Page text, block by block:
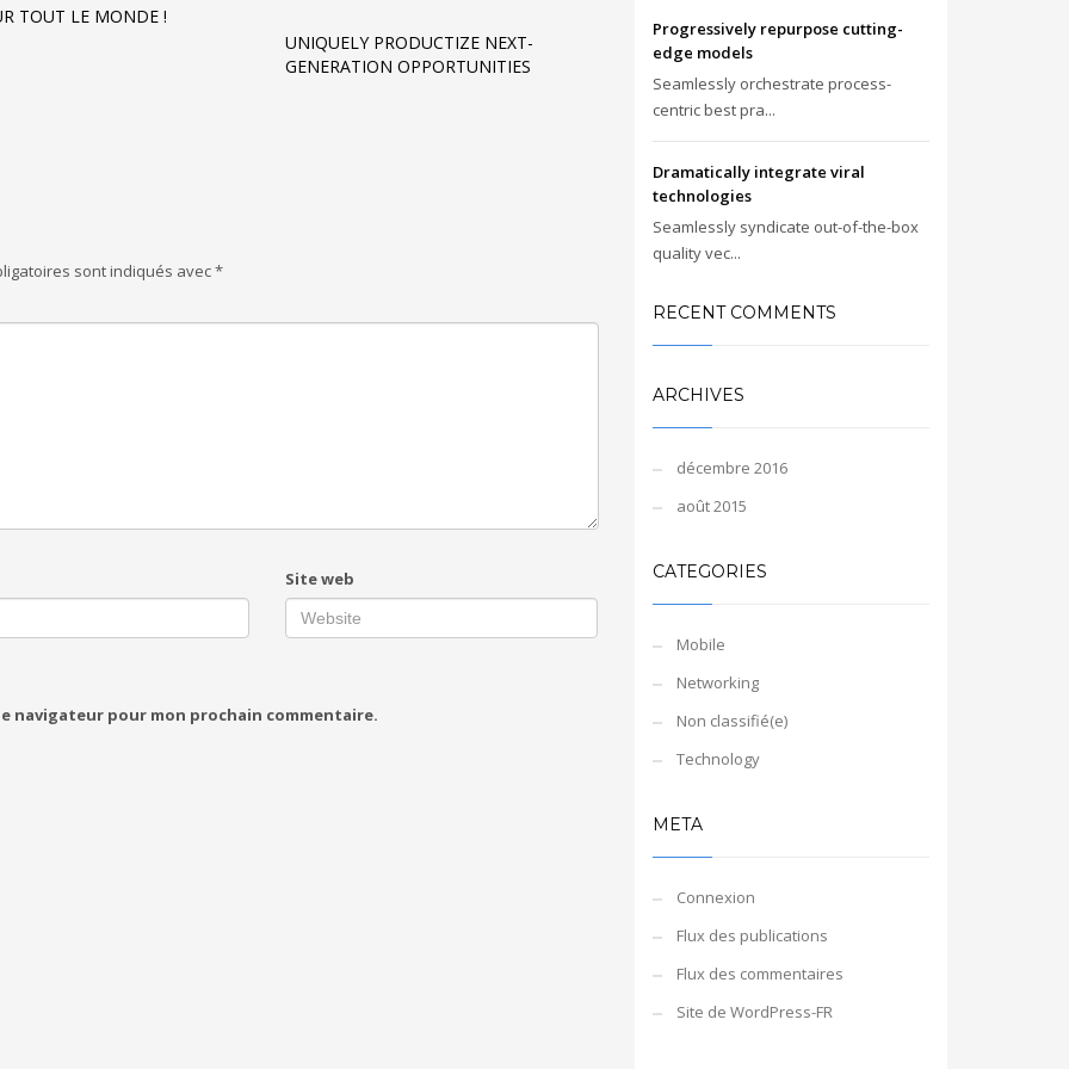
TOUT LE MONDE !
UNIQUELY PRODUCTIZE NEXT-
GENERATION OPPORTUNITIES
sont indiqués avec*
Site web
navigateur pour mon prochain commentaire.
Progressively repurpose cutting-
edge models
Seamlessly orchestrate process-
centric best pra...
Dramatically integrate viral
technologies
Seamlessly syndicate out-of-the-box
quality vec...
RECENT COMMENTS
ARCHIVES
décembre 2016
août 2015
CATEGORIES
Mobile
Networking
Non classifié(e)
Technology
META
Connexion
Flux des publications
Flux des commentaires
Site de WordPress-FR